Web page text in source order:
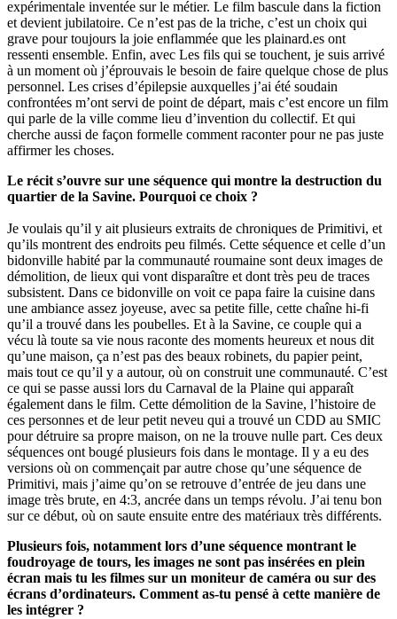
expérimentale inventée sur le métier. Le film bascule dans la fiction
et devient jubilatoire. Ce n’est pas de la triche, c’est un choix qui
grave pour toujours la joie enflammée que les plainard.es ont
ressenti ensemble. Enfin, avec Les fils qui se touchent, je suis arrivé
à un moment où j’éprouvais le besoin de faire quelque chose de plus
personnel. Les crises d’épilepsie auxquelles j’ai été soudain
confrontées m’ont servi de point de départ, mais c’est encore un film
qui parle de la ville comme lieu d’invention du collectif. Et qui
cherche aussi de façon formelle comment raconter pour ne pas juste
affirmer les choses.
Le récit s’ouvre sur une séquence qui montre la destruction du
quartier de la Savine. Pourquoi ce choix ?
Je voulais qu’il y ait plusieurs extraits de chroniques de Primitivi, et
qu’ils montrent des endroits peu filmés. Cette séquence et celle d’un
bidonville habité par la communauté roumaine sont deux images de
démolition, de lieux qui vont disparaître et dont très peu de traces
subsistent. Dans ce bidonville on voit ce papa faire la cuisine dans
une ambiance assez joyeuse, avec sa petite fille, cette chaîne hi-fi
qu’il a trouvé dans les poubelles. Et à la Savine, ce couple qui a
vécu là toute sa vie nous raconte des moments heureux et nous dit
qu’une maison, ça n’est pas des beaux robinets, du papier peint,
mais tout ce qu’il y a autour, où on construit une communauté. C’est
ce qui se passe aussi lors du Carnaval de la Plaine qui apparaît
également dans le film. Cette démolition de la Savine, l’histoire de
ces personnes et de leur petit neveu qui a trouvé un CDD au SMIC
pour détruire sa propre maison, on ne la trouve nulle part. Ces deux
séquences ont bougé plusieurs fois dans le montage. Il y a eu des
versions où on commençait par autre chose qu’une séquence de
Primitivi, mais j’aime qu’on se retrouve d’entrée de jeu dans une
image très brute, en 4:3, ancrée dans un temps révolu. J’ai tenu bon
sur ce début, où on saute ensuite entre des matériaux très différents.
Plusieurs fois, notamment lors d’une séquence montrant le
foudroyage de tours, les images ne sont pas insérées en plein
écran mais tu les filmes sur un moniteur de caméra ou sur des
écrans d’ordinateurs. Comment as-tu pensé à cette manière de
les intégrer ?